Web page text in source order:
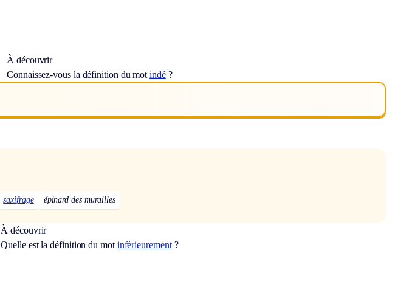
À découvrir
Connaissez-vous la définition du motindé?
saxifrage épinard des murailles
À découvrir
Quelle est la définition du mot inférieurement?